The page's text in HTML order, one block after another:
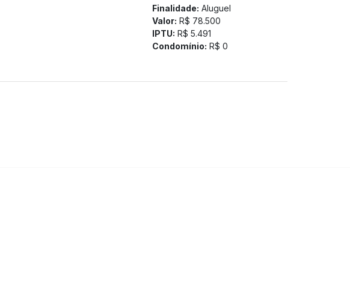
ideal para o seu negócio!
Finalidade: Aluguel
Valor: R$ 78.500
IPTU: R$ 5.491
Condomínio: R$ 0